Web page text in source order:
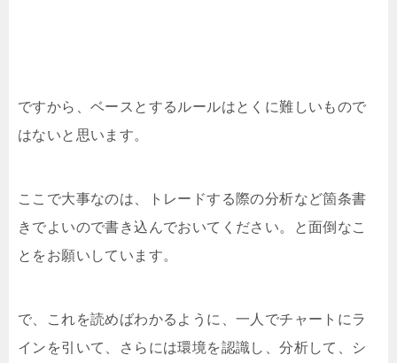
ですから、ベースとするルールはとくに難しいもので
はないと思います。
ここで大事なのは、トレードする際の分析など箇条書
きでよいので書き込んでおいてください。と面倒なこ
とをお願いしています。
で、これを読めばわかるように、一人でチャートにラ
インを引いて、さらには環境を認識し、分析して、シ